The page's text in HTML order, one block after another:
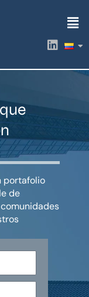
L
i
k
i
portafolio
de